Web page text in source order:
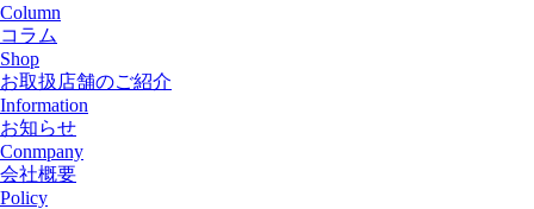
Column
コラム
Shop
お取扱店舗のご紹介
Information
お知らせ
Conmpany
会社概要
Policy